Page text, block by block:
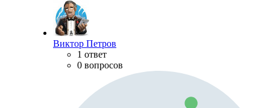
Виктор Петров
1 ответ
0 вопросов